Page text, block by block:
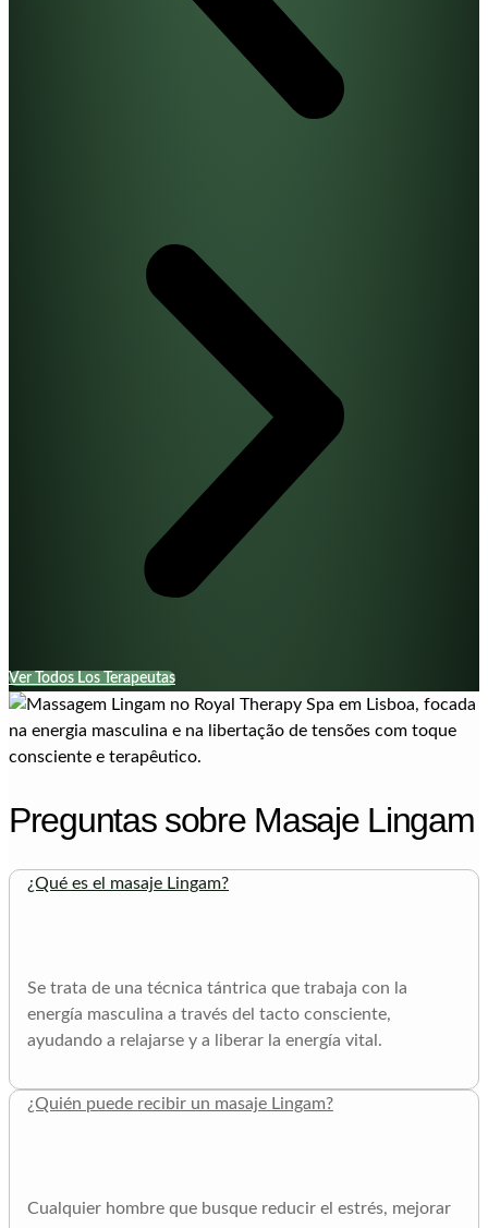
Ver Todos Los Terapeutas
Preguntas sobre Masaje Lingam
¿Qué es el masaje Lingam?
Se trata de una técnica tántrica que trabaja con la
energía masculina a través del tacto consciente,
ayudando a relajarse y a liberar la energía vital.
¿Quién puede recibir un masaje Lingam?
Cualquier hombre que busque reducir el estrés, mejorar